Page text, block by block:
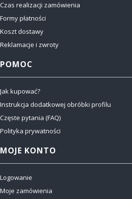
Czas realizacji zamówienia
Formy płatności
Koszt dostawy
Reklamacje i zwroty
POMOC
Jak kupować?
Instrukcja dodatkowej obróbki profilu
Częste pytania (FAQ)
Polityka prywatności
MOJE KONTO
Logowanie
Moje zamówienia